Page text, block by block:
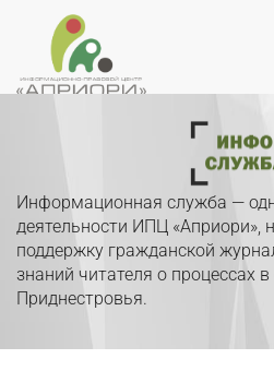
Информационная служба —
деятельности ИПЦ «Априори»,
поддержку гражданской
знаний читателя о процессах
Приднестровья.